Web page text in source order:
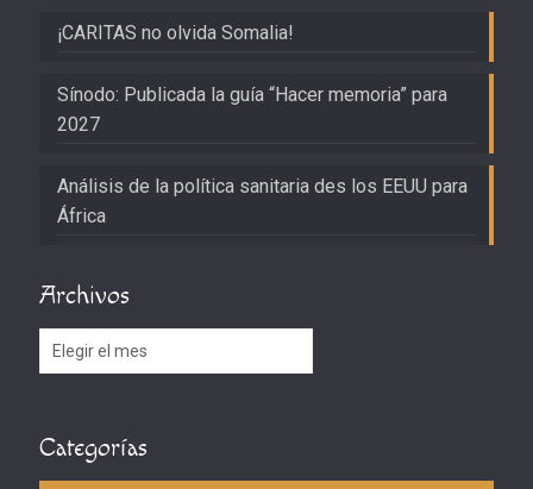
¡CARITAS no olvida Somalia!
Sínodo: Publicada la guía “Hacer memoria” para
2027
Análisis de la política sanitaria des los EEUU para
África
Archivos
Archivos
Categorías